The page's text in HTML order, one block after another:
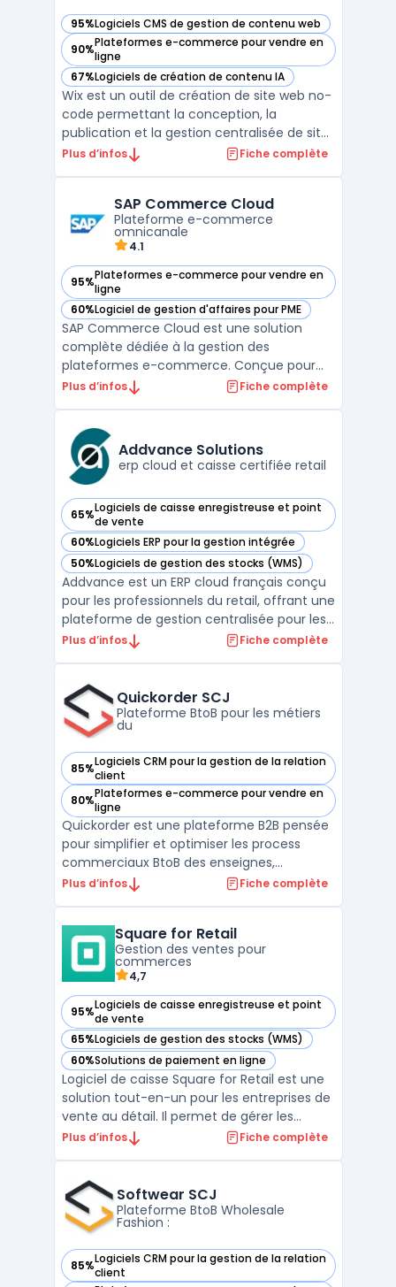
95%Logiciels CMS de gestion de contenu web
— voir Wix dans cette catégorie
90%Plateformes e-commerce pour vendre en
ligne
— voir Wix dans cette catégorie
67%Logiciels de création de contenu IA
— voir Wix dans cette catégorie
Wix est un outil de création de site web no-
code permettant la conception, la
publication et la gestion centralisée de sites
internet pour entreprises et indépendants
configuration de boutiques en ligne, de
blogs ou ...
Plus d’infos Fiche complète
SAP Commerce Cloud
Plateforme e-commerce
omnicanale
4.1
95%Plateformes e-commerce pour vendre en
ligne
— voir SAP Commerce Cloud dans cette catégorie
60%Logiciel de gestion d'affaires pour PME
— voir SAP Commerce Cloud dans cette catégorie
SAP Commerce Cloud est une solution
complète dédiée à la gestion des
plateformes e-commerce. Conçue pour
répondre aux besoins des entreprises
permet de gérer les interactions sur
plusieurs points de contact : sites web, a ...
Plus d’infos Fiche complète
Addvance Solutions
erp cloud et caisse certifiée retail
65%Logiciels de caisse enregistreuse et point
de vente
— voir Addvance Solutions dans cette catégorie
60%Logiciels ERP pour la gestion intégrée
— voir Addvance Solutions dans cette catégorie
50%Logiciels de gestion des stocks (WMS)
— voir Addvance Solutions dans cette catégorie
Addvance est un ERP cloud français conçu
pour les professionnels du retail, offrant une
plateforme de gestion centralisée pour les
magasins et les franchises. Ce système de
moderne, de l’encaissement à la gestion
des stock ...
Plus d’infos Fiche complète
Quickorder SCJ
Plateforme BtoB pour les métiers
du
85%Logiciels CRM pour la gestion de la relation
client
— voir Quickorder SCJ dans cette catégorie
80%Plateformes e-commerce pour vendre en
ligne
— voir Quickorder SCJ dans cette catégorie
Quickorder est une plateforme B2B pensée
pour simplifier et optimiser les process
commerciaux BtoB des enseignes,
grossistes, distributeurs et points de vente
application mobile SFA dédiée aux forces
de vente, Quickorder facilite la ...
Plus d’infos Fiche complète
Square for Retail
Gestion des ventes pour
commerces
4,7
95%Logiciels de caisse enregistreuse et point
de vente
— voir Square for Retail dans cette catégorie
65%Logiciels de gestion des stocks (WMS)
— voir Square for Retail dans cette catégorie
60%Solutions de paiement en ligne
— voir Square for Retail dans cette catégorie
Logiciel de caisse Square for Retail est une
solution tout-en-un pour les entreprises de
vente au détail. Il permet de gérer les
stocks, les ventes, les employés et les
fonctionnalités avancées telles que la
gestion de plusie ...
Plus d’infos Fiche complète
Softwear SCJ
Plateforme BtoB Wholesale
Fashion :
85%Logiciels CRM pour la gestion de la relation
client
— voir Softwear SCJ dans cette catégorie